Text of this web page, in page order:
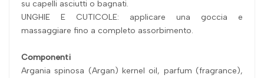
su capelli asciutti o bagnati.
UNGHIE E CUTICOLE: applicare una goccia e
massaggiare fino a completo assorbimento.
Componenti
Argania spinosa (Argan) kernel oil, parfum (fragrance),